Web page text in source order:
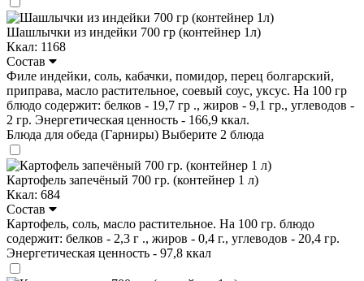
Шашлычки из индейки 700 гр (контейнер 1л)
Ккал: 1168
Состав
Филе индейки, соль, кабачки, помидор, перец болгарский,
приправа, масло растительное, соевый соус, уксус. На 100 гр
блюдо содержит: белков - 19,7 гр ., жиров - 9,1 гр., углеводов -
2 гр. Энергетическая ценность - 166,9 ккал.
Блюда для обеда (Гарниры) Выберите 2 блюда
Картофель запечёный 700 гр. (контейнер 1 л)
Ккал: 684
Состав
Картофель, соль, масло растительное. На 100 гр. блюдо
содержит: белков - 2,3 г ., жиров - 0,4 г., углеводов - 20,4 гр.
Энергетическая ценность - 97,8 ккал